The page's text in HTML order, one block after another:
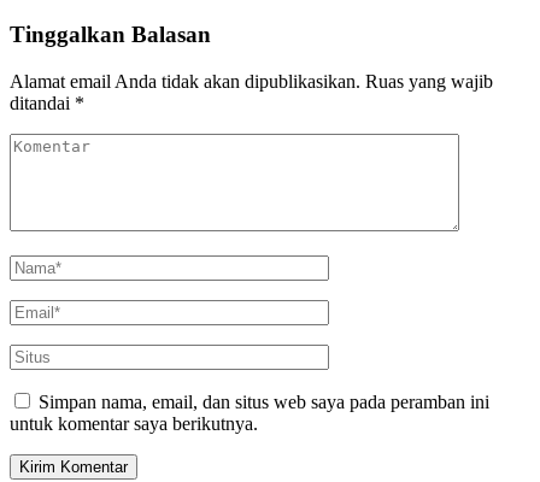
Tinggalkan Balasan
Alamat email Anda tidak akan dipublikasikan. Ruas yang wajib
ditandai *
Simpan nama, email, dan situs web saya pada peramban ini
untuk komentar saya berikutnya.